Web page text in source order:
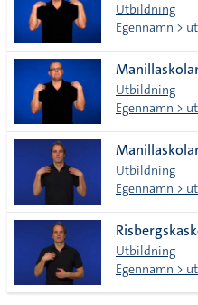
Utbildning
Egennamn >
Utbildning
Egennamn >
Utbildning
Egennamn >
Utbildning
Egennamn >